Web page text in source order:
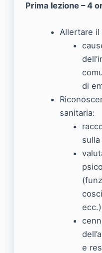
Prima lezione – 4
Allertare il
di
sanitaria:
e